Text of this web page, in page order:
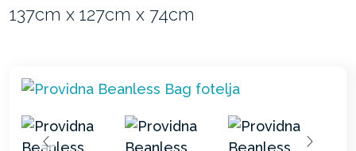
137cm x 127cm x 74cm